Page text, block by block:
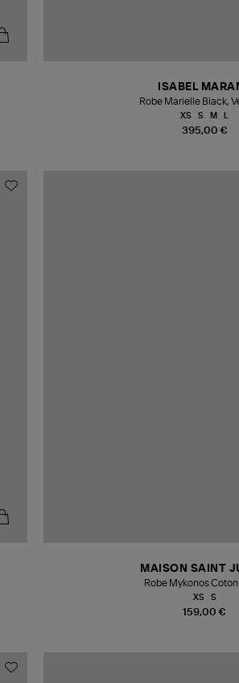
395,00 €
ISABEL
Robe Marielle Black,
XS S M
159,00 €
MAISON SAINT
Robe Mykonos
XS S